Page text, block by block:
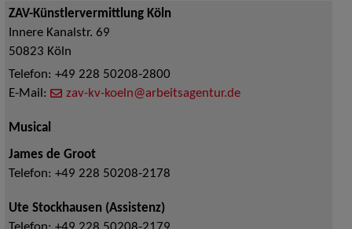
ZAV-Künstlervermittlung Köln
Innere Kanalstr. 69
50823 Köln
Telefon: +49 228 50208-2800
E-Mail:
zav-kv-koeln@arbeitsagentur.de
Musical
James de Groot
Telefon: +49 228 50208-2178
Ute Stockhausen (Assistenz)